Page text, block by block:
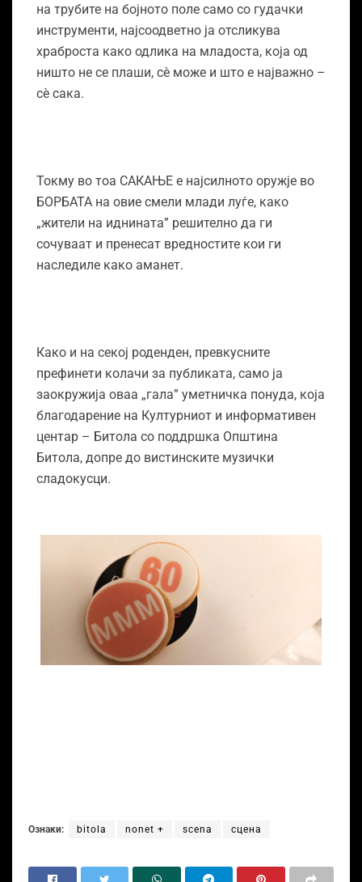
на трубите на бојното поле само со гудачки
инструменти, најсоодветно ја отсликува
храброста како одлика на младоста, која од
ништо не се плаши, сѐ може и што е најважно –
сѐ сака.
Токму во тоа САКАЊЕ е најсилното оружје во
БОРБАТА на овие смели млади луѓе, како
„жители на иднината” решително да ги
сочуваат и пренесат вредностите кои ги
наследиле како аманет.
Како и на секој роденден, превкусните
префинети колачи за публиката, само ја
заокружија оваа „гала” уметничка понуда, која
благодарение на Културниот и информативен
центар – Битола со поддршка Општина
Битола, допре до вистинските музички
сладокусци.
Ознаки: bitola nonet + scena сцена